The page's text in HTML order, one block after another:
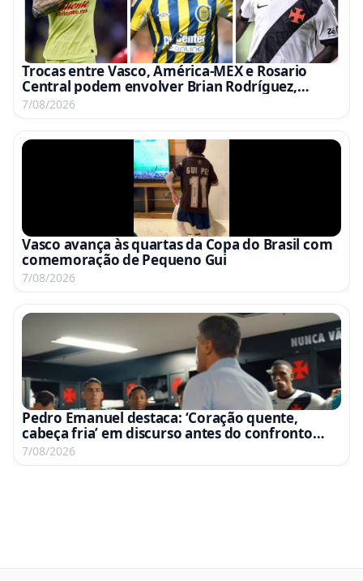
Trocas entre Vasco, América-MEX e Rosario
Central podem envolver Brian Rodríguez,
Campaz e Marino
7/08/2026
Vasco avança às quartas da Copa do Brasil com
comemoração de Pequeno Gui
7/08/2026
Pedro Emanuel destaca: ‘Coração quente,
cabeça fria’ em discurso antes do confronto
com o Fluminense
7/08/2026